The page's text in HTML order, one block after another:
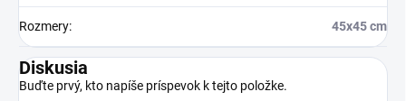
Rozmery: 45x45 cm
Diskusia
Buďte prvý, kto napíše príspevok k tejto položke.